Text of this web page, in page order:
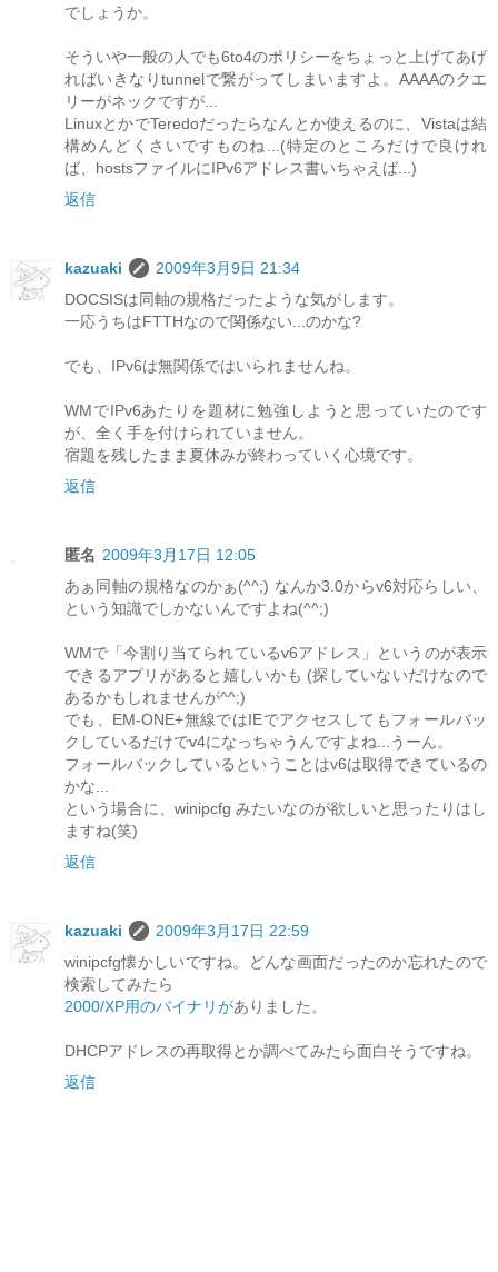
でしょうか。
そういや一般の人でも6to4のポリシーをちょっと上げてあげ
ればいきなりtunnelで繋がってしまいますよ。AAAAのクエ
リーがネックですが...
LinuxとかでTeredoだったらなんとか使えるのに、Vistaは結
構めんどくさいですものね...(特定のところだけで良けれ
ば、hostsファイルにIPv6アドレス書いちゃえば...)
返信
kazuaki
2009年3月9日 21:34
DOCSISは同軸の規格だったような気がします。
一応うちはFTTHなので関係ない...のかな?
でも、IPv6は無関係ではいられませんね。
WMでIPv6あたりを題材に勉強しようと思っていたのです
が、全く手を付けられていません。
宿題を残したまま夏休みが終わっていく心境です。
返信
匿名 2009年3月17日 12:05
あぁ同軸の規格なのかぁ(^^;) なんか3.0からv6対応らしい、
という知識でしかないんですよね(^^;)
WMで「今割り当てられているv6アドレス」というのが表示
できるアプリがあると嬉しいかも (探していないだけなので
あるかもしれませんが^^;)
でも、EM-ONE+無線ではIEでアクセスしてもフォールバッ
クしているだけでv4になっちゃうんですよね...うーん。
フォールバックしているということはv6は取得できているの
かな...
という場合に、winipcfg みたいなのが欲しいと思ったりはし
ますね(笑)
返信
kazuaki
2009年3月17日 22:59
winipcfg懐かしいですね。どんな画面だったのか忘れたので
検索してみたら
2000/XP用のバイナリがありました。
DHCPアドレスの再取得とか調べてみたら面白そうですね。
返信